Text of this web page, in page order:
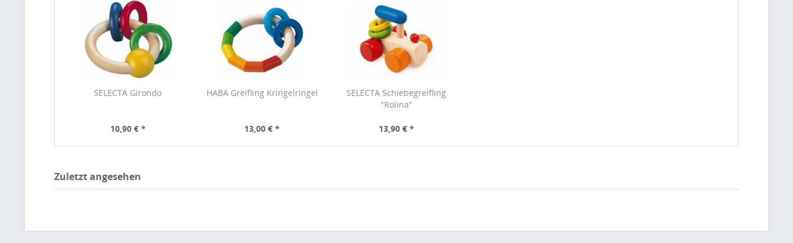
SELECTA Girondo
10,90 € *
HABA Greifling Kringelringel
13,00 € *
SELECTA Schiebegreifling
"Rolina"
13,90 € *
Zuletzt angesehen